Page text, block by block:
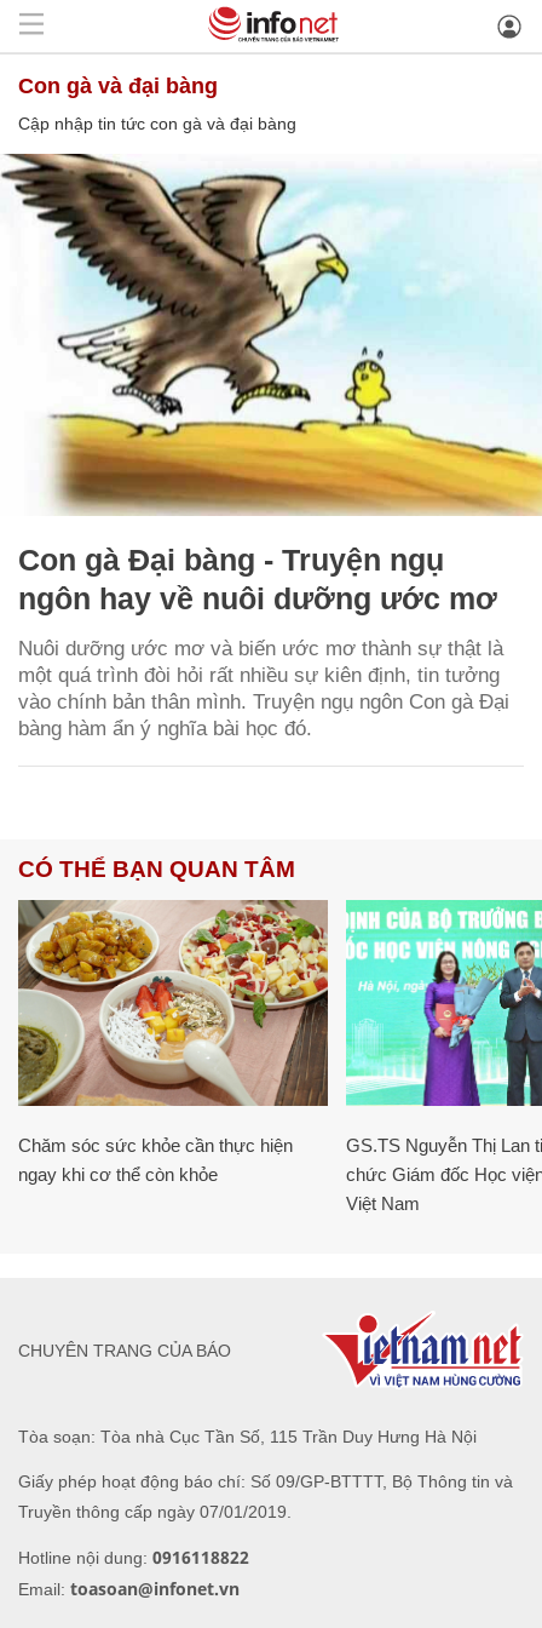
con gà và đại bàng
Cập nhập tin tức con gà và đại bàng
Con gà Đại bàng - Truyện ngụ
ngôn hay về nuôi dưỡng ước mơ
Nuôi dưỡng ước mơ và biến ước mơ thành sự thật là
một quá trình đòi hỏi rất nhiều sự kiên định, tin tưởng
vào chính bản thân mình. Truyện ngụ ngôn Con gà Đại
bàng hàm ẩn ý nghĩa bài học đó.
CÓ THỂ BẠN QUAN TÂM
Chăm sóc sức khỏe cần thực hiện
ngay khi cơ thể còn khỏe
GS.TS Nguyễn Thị Lan
chức Giám đốc Học
Việt Nam
Tòa soạn: Tòa nhà Cục Tần Số, 115 Trần Duy Hưng Hà Nội
Giấy phép hoạt động báo chí: Số 09/GP-BTTTT, Bộ Thông tin và
Truyền thông cấp ngày 07/01/2019.
Hotline nội dung: 0916118822
Email: toasoan@infonet.vn
CHUYÊN TRANG CỦA BÁO